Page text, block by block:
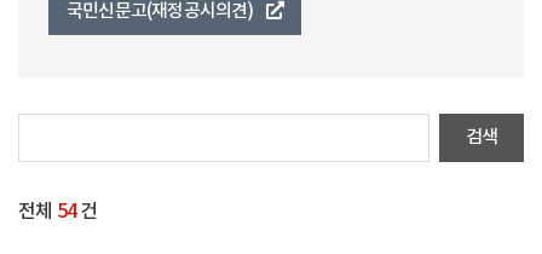
국민신문고(재정공시의견)
전체 54 건